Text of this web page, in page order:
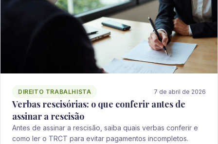
DIREITO TRABALHISTA 7 de abril de 2026
Verbas rescisórias: o que conferir antes de
assinar a rescisão
Antes de assinar a rescisão, saiba quais verbas conferir e
como ler o TRCT para evitar pagamentos incompletos.